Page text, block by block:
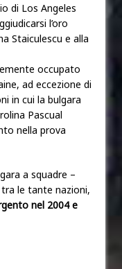
di Los Angeles
l’oro
Staiculescu e alla
occupato
ad eccezione di
in cui la bulgara
Pascual
nella prova
a squadre –
le tante nazioni,
nel 2004 e